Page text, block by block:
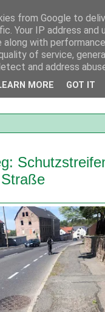
aus der Region immer
from Google to
Your IP address and
along with
of service,
and address
MORE GOT IT